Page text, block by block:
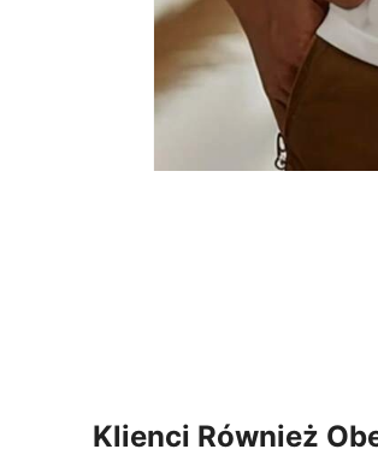
Klienci Również